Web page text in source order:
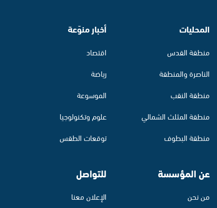
المحليات
منطقة القدس
الناصرة والمنطقة
منطقة النقب
منطقة المثلث الشمالي
منطقة البطوف
أخبار منوّعة
اقتصاد
رياضة
الموسوعة
علوم وتكنولوجيا
توقعات الطقس
عن المؤسسة
من نحن
للتواصل
الإعلان معنا